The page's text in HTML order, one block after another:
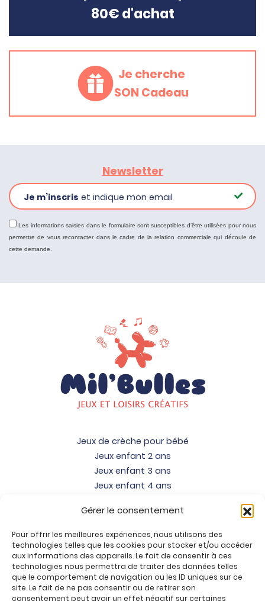
Gérer le consentement
Pour offrir les meilleures expériences, nous utilisons des
technologies telles que les cookies pour stocker et/ou accéder
aux informations des appareils. Le fait de consentir à ces
technologies nous permettra de traiter des données telles
que le comportement de navigation ou les ID uniques sur ce
site. Le fait de ne pas consentir ou de retirer son
consentement peut avoir un effet négatif sur certaines
80€ d'achat
Je cherche
SON Cadeau
Newsletter
Je m’inscris et indique mon email
Les informations saisies dans le formulaire sont susceptibles d'être utilisées pour nous
permettre de vous recontacter dans le cadre de la relation commerciale qui découle de
cette demande.
Jeux de crèche pour bébé
Jeux enfant 2 ans
Jeux enfant 3 ans
Jeux enfant 4 ans
Jeux enfant 6 ans
Jeux enfant 7 ans
Jeux enfant 8 ans
Jeux enfant 9 ans
Jeux enfant 10 ans
Jeux enfant 11 ans